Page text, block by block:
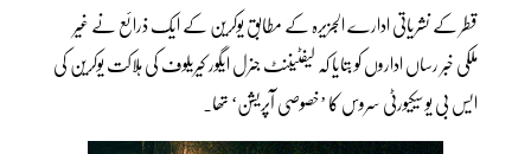
قطر کے نشریاتی ادارے الجزیرہ کے مطابق یوکرین کے ایک ذرائع نے غیر
ملکی خبر رساں اداروں کو بتایا کہ لیفٹیننٹ جنرل ایگور کیریلوف کی ہلاکت یوکرین کی
ایس بی یو سیکیورٹی سروس کا ’خصوصی آپریشن‘ تھا۔